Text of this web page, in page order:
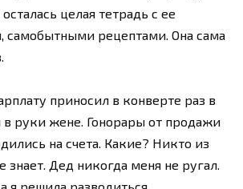
целая тетрадь с ее
самобытными рецептами. Она сама
приносил в конверте раз в
в руки жене. Гонорары от продажи
на счета. Какие? Никто из
знает. Дед никогда меня не ругал.